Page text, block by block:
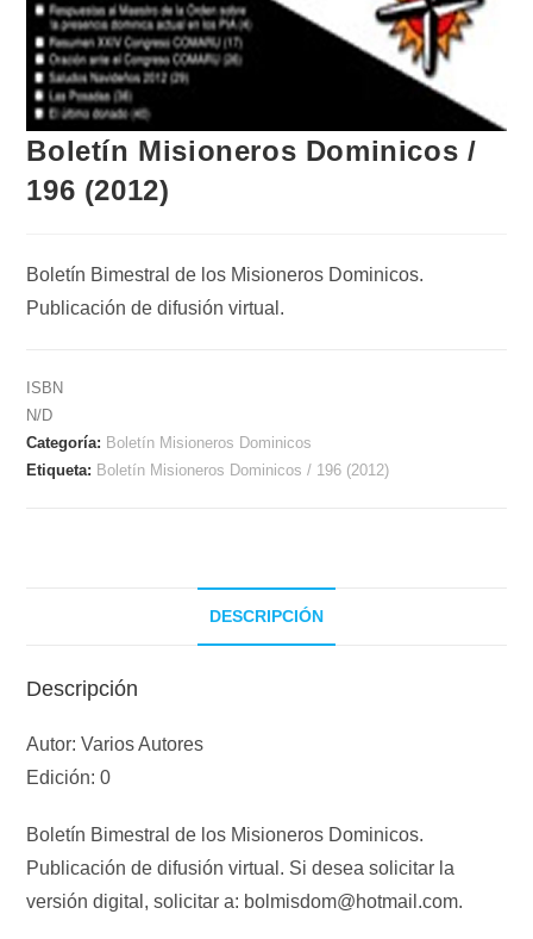
Boletín Misioneros Dominicos /
196 (2012)
Boletín Bimestral de los Misioneros Dominicos.
Publicación de difusión virtual.
ISBN
N/D
Categoría: Boletín Misioneros Dominicos
Etiqueta: Boletín Misioneros Dominicos / 196 (2012)
DESCRIPCIÓN
Descripción
Autor: Varios Autores
Edición: 0
Boletín Bimestral de los Misioneros Dominicos.
Publicación de difusión virtual. Si desea solicitar la
versión digital, solicitar a: bolmisdom@hotmail.com.